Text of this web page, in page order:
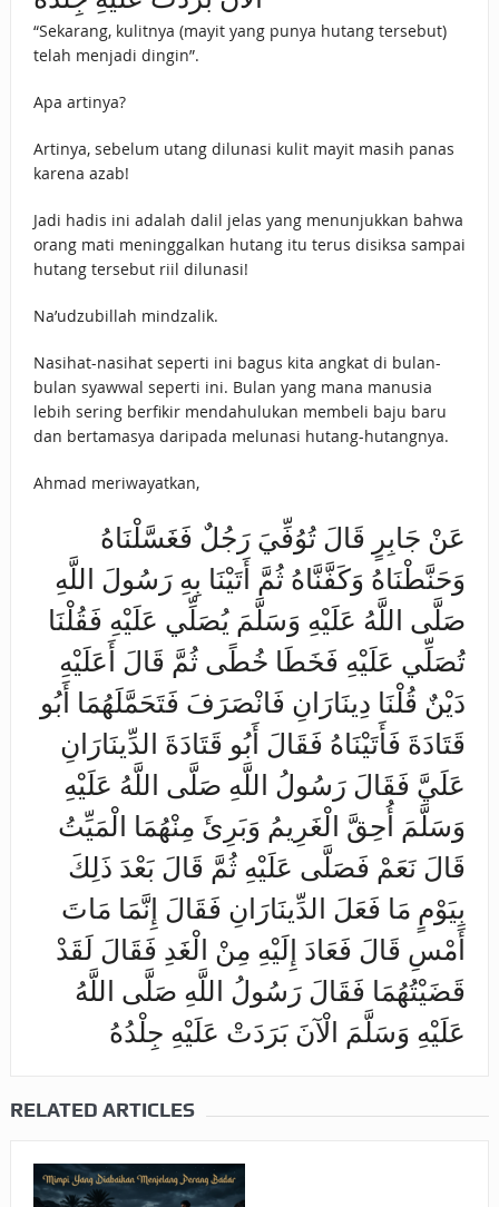
“Sekarang, kulitnya (mayit yang punya hutang tersebut)
telah menjadi dingin”.
Apa artinya?
Artinya, sebelum utang dilunasi kulit mayit masih panas
karena azab!
Jadi hadis ini adalah dalil jelas yang menunjukkan bahwa
orang mati meninggalkan hutang itu terus disiksa sampai
hutang tersebut riil dilunasi!
Na’udzubillah mindzalik.
Nasihat-nasihat seperti ini bagus kita angkat di bulan-
bulan syawwal seperti ini. Bulan yang mana manusia
lebih sering berfikir mendahulukan membeli baju baru
dan bertamasya daripada melunasi hutang-hutangnya.
Ahmad meriwayatkan,
عَنْ جَابِرٍ قَالَ تُوُفِّيَ رَجُلٌ فَغَسَّلْنَاهُ
وَحَنَّطْنَاهُ وَكَفَّنَّاهُ ثُمَّ أَتَيْنَا بِهِ رَسُولَ اللَّهِ
صَلَّى اللَّهُ عَلَيْهِ وَسَلَّمَ يُصَلِّي عَلَيْهِ فَقُلْنَا
تُصَلِّي عَلَيْهِ فَخَطَا خُطًى ثُمَّ قَالَ أَعَلَيْهِ
دَيْنٌ قُلْنَا دِينَارَانِ فَانْصَرَفَ فَتَحَمَّلَهُمَا أَبُو
قَتَادَةَ فَأَتَيْنَاهُ فَقَالَ أَبُو قَتَادَةَ الدِّينَارَانِ
عَلَيَّ فَقَالَ رَسُولُ اللَّهِ صَلَّى اللَّهُ عَلَيْهِ
وَسَلَّمَ أُحِقَّ الْغَرِيمُ وَبَرِئَ مِنْهُمَا الْمَيِّتُ
قَالَ نَعَمْ فَصَلَّى عَلَيْهِ ثُمَّ قَالَ بَعْدَ ذَلِكَ
بِيَوْمٍ مَا فَعَلَ الدِّينَارَانِ فَقَالَ إِنَّمَا مَاتَ
أَمْسِ قَالَ فَعَادَ إِلَيْهِ مِنْ الْغَدِ فَقَالَ لَقَدْ
قَضَيْتُهُمَا فَقَالَ رَسُولُ اللَّهِ صَلَّى اللَّهُ
عَلَيْهِ وَسَلَّمَ الْآنَ بَرَدَتْ عَلَيْهِ جِلْدُهُ
RELATED ARTICLES